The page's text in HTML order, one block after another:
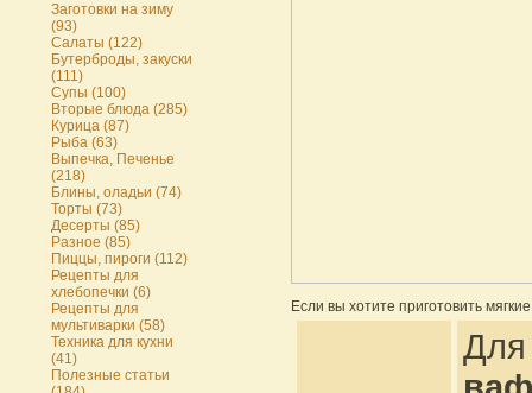
Заготовки на зиму
(93)
Салаты (122)
Бутерброды, закуски
(111)
Супы (100)
Вторые блюда (285)
Курица (87)
Рыба (63)
Выпечка, Печенье
(218)
Блины, оладьи (74)
Торты (73)
Десерты (85)
Разное (85)
Пиццы, пироги (112)
Рецепты для
хлебопечки (6)
Рецепты для
мультиварки (58)
Техника для кухни
(41)
Полезные статьи
Если вы хотите приготовить
Для